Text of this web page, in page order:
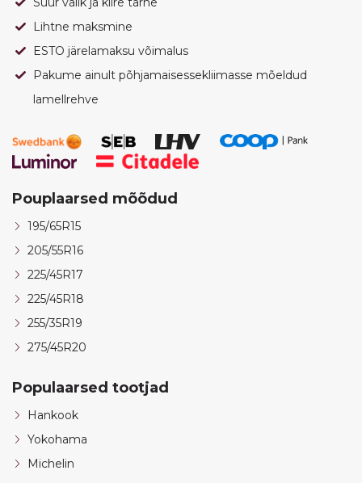
Lihtne maksmine
ESTO järelamaksu võimalus
Pakume ainult põhjamaisessekliimasse mõeldud
lamellrehve
Pouplaarsed mõõdud
195/65R15
205/55R16
225/45R17
225/45R18
255/35R19
275/45R20
Populaarsed tootjad
Hankook
Yokohama
Michelin